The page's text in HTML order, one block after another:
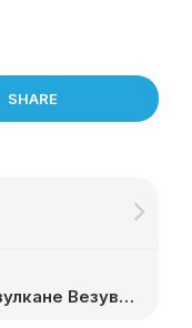
SHARE
29 интересных фактов о вулкане Везувий